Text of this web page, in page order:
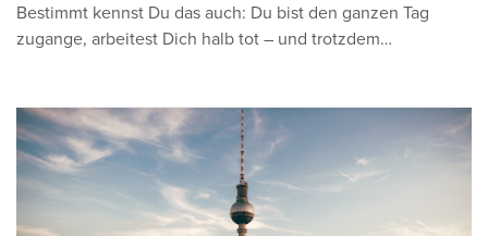
Bestimmt kennst Du das auch: Du bist den ganzen Tag
zugange, arbeitest Dich halb tot – und trotzdem…